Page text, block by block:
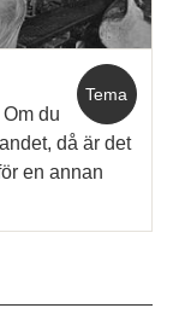
Tema
du
då är det
en annan